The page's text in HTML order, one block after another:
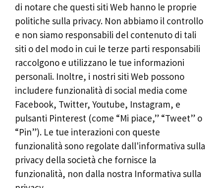
di notare che questi siti Web hanno le proprie
politiche sulla privacy. Non abbiamo il controllo
e non siamo responsabili del contenuto di tali
siti o del modo in cui le terze parti responsabili
raccolgono e utilizzano le tue informazioni
personali. Inoltre, i nostri siti Web possono
includere funzionalità di social media come
Facebook, Twitter, Youtube, Instagram, e
pulsanti Pinterest (come “Mi piace,” “Tweet” o
“Pin”). Le tue interazioni con queste
funzionalità sono regolate dall'informativa sulla
privacy della società che fornisce la
funzionalità, non dalla nostra Informativa sulla